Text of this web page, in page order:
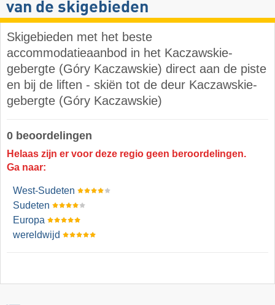
van de skigebieden
Skigebieden met het beste
accommodatieaanbod in het Kaczawskie-
gebergte (Góry Kaczawskie) direct aan de piste
en bij de liften - skiën tot de deur Kaczawskie-
gebergte (Góry Kaczawskie)
0 beoordelingen
Helaas zijn er voor deze regio geen beroordelingen.
Ga naar:
West-Sudeten
Sudeten
Europa
wereldwijd